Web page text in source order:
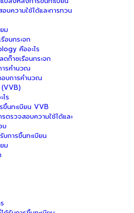
บความใช้ได้และการทวน
ม
อนกระจก
คืออะไร
ดก๊าซเรือนกระจก
ารคำนวณ
อบการคำนวณ
(VVB)
ร
นทะเบียน VVB
ตรวจสอบความใช้ได้และ
บ
การขึ้นทะเบียน
ม